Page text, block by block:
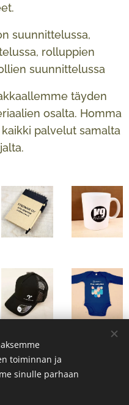
suunnittelussa,
rolluppien
suunnittelussa
täyden
osalta. Homma
palvelut samalta
toiminnan ja
sinulle parhaan